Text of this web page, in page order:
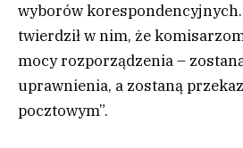
wyborów
twierdził w nim, że
mocy rozporządzenia –
uprawnienia, a zostaną
pocztowym”.